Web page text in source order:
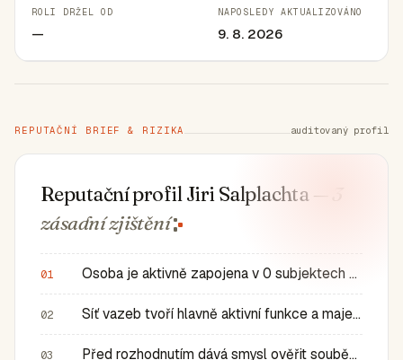
ROLI DRŽEL OD
—
NAPOSLEDY AKTUALIZOVÁNO
9. 8. 2026
REPUTAČNÍ BRIEF & RIZIKA auditovaný profil
Reputační profil Jiri Salplachta— 3
zásadnízjištění
01 Osoba je aktivně zapojena v 0 subjektech a má 0 historic…
02 Síť vazeb tvoří hlavně aktivní funkce a majetkové role v…
03 Před rozhodnutím dává smysl ověřit souběh rolí, historic…